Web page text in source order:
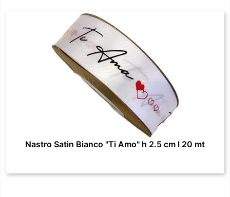
Nastro Satin Bianco "Ti Amo" h 2.5 cm l 20 mt